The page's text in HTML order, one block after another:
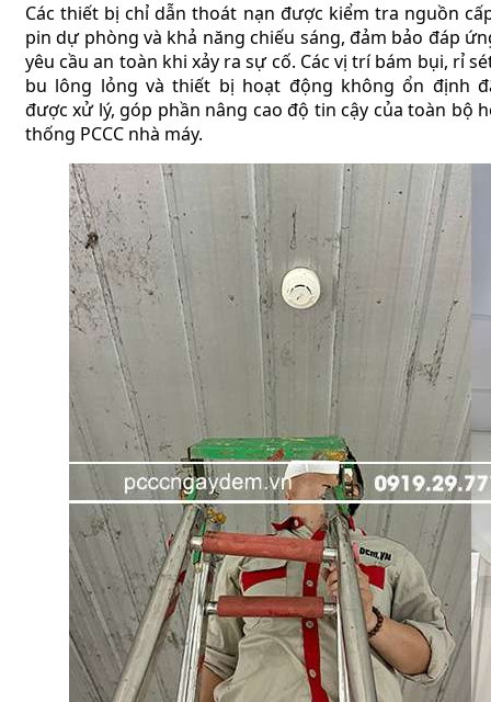
Các thiết bị chỉ dẫn thoát nạn được kiểm tra nguồn
pin dự phòng và khả năng chiếu sáng, đảm bảo đáp
yêu cầu an toàn khi xảy ra sự cố. Các vị trí bám bụi, rỉ
bu lông lỏng và thiết bị hoạt động không ổn định
được xử lý, góp phần nâng cao độ tin cậy của toàn bộ
thống PCCC nhà máy.